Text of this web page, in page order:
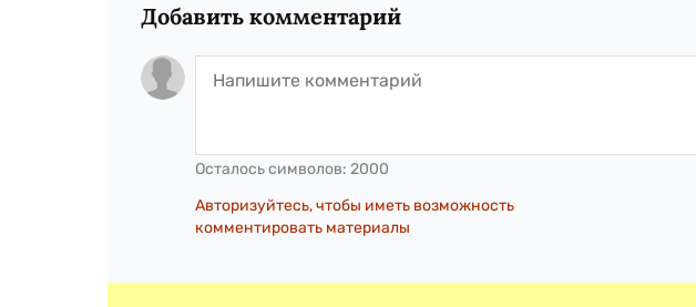
Добавить комментарий
Осталось символов: 2000
Авторизуйтесь, чтобы иметь возможность
комментировать материалы